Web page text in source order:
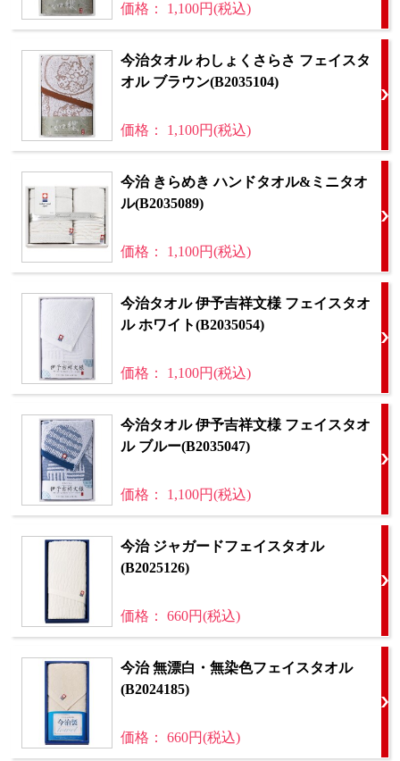
価格： 1,100円(税込)
今治タオル わしょくさらさ フェイスタ
オル ブラウン(B2035104)
価格： 1,100円(税込)
今治 きらめき ハンドタオル&ミニタオ
ル(B2035089)
価格： 1,100円(税込)
今治タオル 伊予吉祥文様 フェイスタオ
ル ホワイト(B2035054)
価格： 1,100円(税込)
今治タオル 伊予吉祥文様 フェイスタオ
ル ブルー(B2035047)
価格： 1,100円(税込)
今治 ジャガードフェイスタオル
(B2025126)
価格： 660円(税込)
今治 無漂白・無染色フェイスタオル
(B2024185)
価格： 660円(税込)